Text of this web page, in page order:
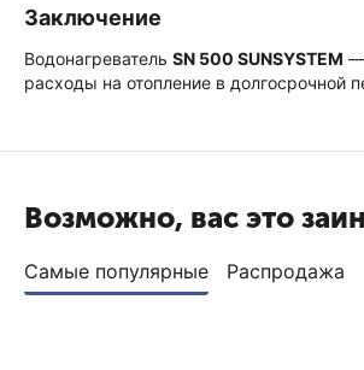
Заключение
Водонагреватель SN 500 SUNSYSTEM —
расходы на отопление в долгосрочной
Возможно, вас это
Самые популярные Распродажа